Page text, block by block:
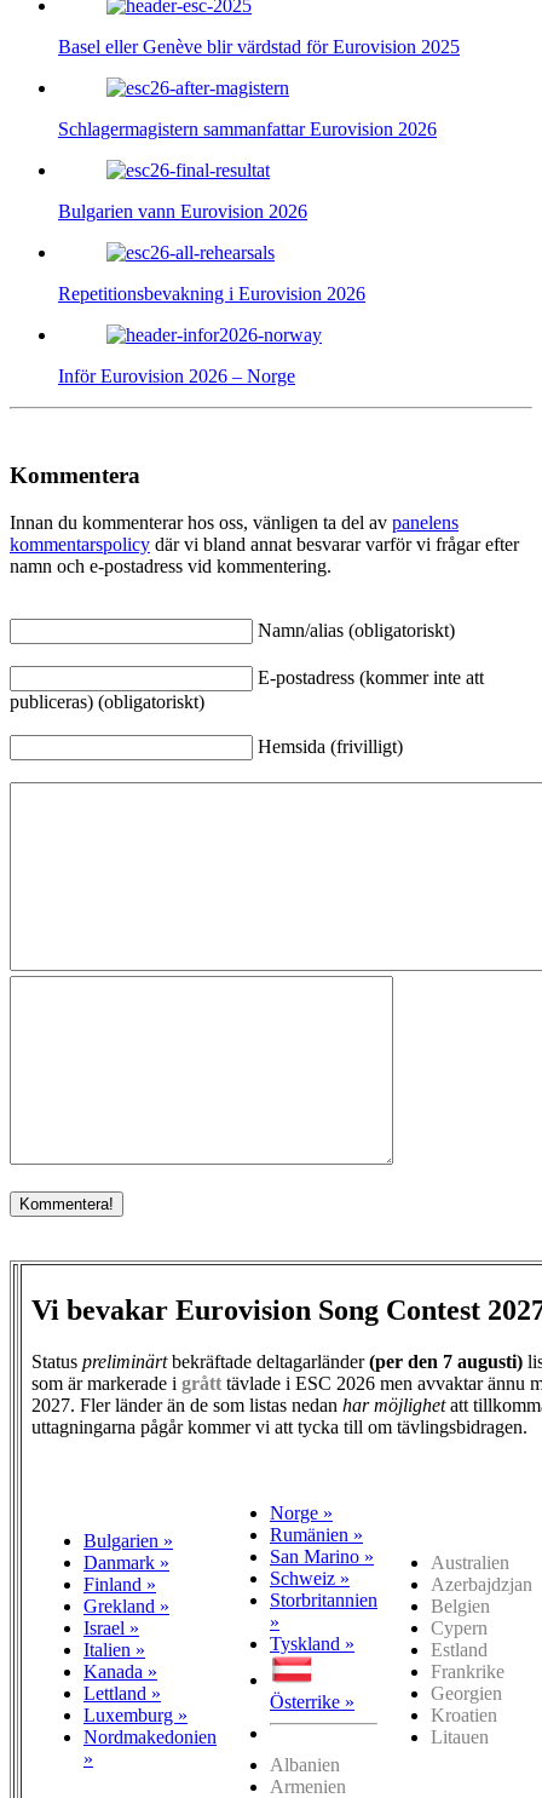
Basel eller Genève blir värdstad för Eurovision 2025
Schlagermagistern sammanfattar Eurovision 2026
Bulgarien vann Eurovision 2026
Repetitionsbevakning i Eurovision 2026
Inför Eurovision 2026 – Norge
Kommentera
Innan du kommenterar hos oss, vänligen ta del av panelens
kommentarspolicy där vi bland annat besvarar varför vi frågar efter
namn och e-postadress vid kommentering.
Namn/alias (obligatoriskt)
E-postadress (kommer inte att
publiceras) (obligatoriskt)
Hemsida (frivilligt)
Vi bevakar Eurovision Song Contest
Status preliminärtbekräftade deltagarländer(per den 7 augusti)
som är markerade i grått tävlade i ESC 2026 men avvaktar ännu
2027. Fler länder än de som listas nedan har möjlighetatt
uttagningarna pågår kommer vi att tycka till om tävlingsbidragen.
Bulgarien »
Danmark »
Finland »
Grekland »
Israel »
Italien »
Kanada »
Lettland »
Luxemburg »
Nordmakedonien
»
Norge »
Rumänien »
San Marino »
Schweiz »
Storbritannien
»
Tyskland »
Österrike »
Albanien
Armenien
Australien
Azerbajdzjan
Belgien
Cypern
Estland
Frankrike
Georgien
Kroatien
Litauen